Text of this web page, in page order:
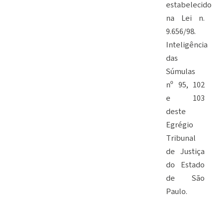
estabelecido
na Lei n.
9.656/98.
Inteligência
das
Súmulas
nº 95, 102
e 103
deste
Egrégio
Tribunal
de Justiça
do Estado
de São
Paulo.